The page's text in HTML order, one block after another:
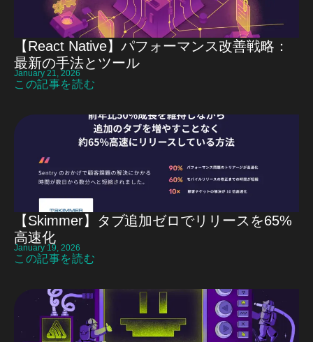
【React Native】パフォーマンス改善戦略：
最新の手法とツール
January 21, 2026
この記事を読む
【Skimmer】タブ追加ゼロでリリースを65%
高速化
January 19, 2026
この記事を読む